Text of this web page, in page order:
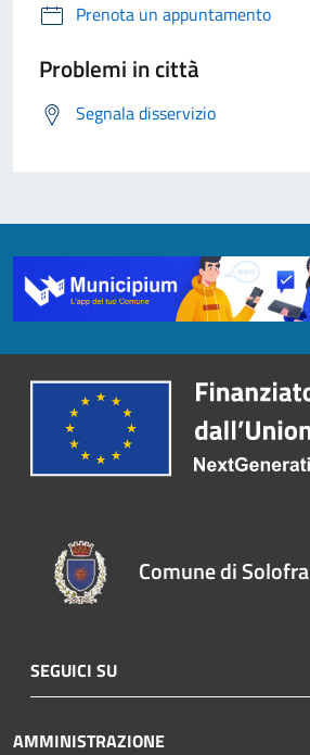
Prenota un appuntamento
Problemi in città
Segnala disservizio
Comune di Solofra
SEGUICI SU
AMMINISTRAZIONE